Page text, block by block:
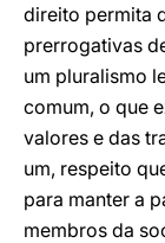
direito permita
prerrogativas
um pluralismo
comum, o que
valores e das
um, respeito
para manter a
membros da